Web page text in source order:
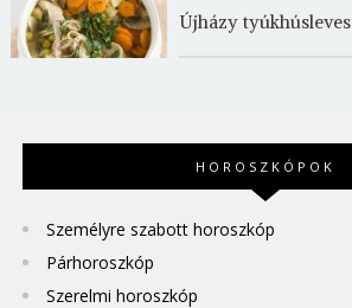
Újházy tyúkhúsleves
HOROSZKÓPOK
Személyre szabott horoszkóp
Párhoroszkóp
Szerelmi horoszkóp